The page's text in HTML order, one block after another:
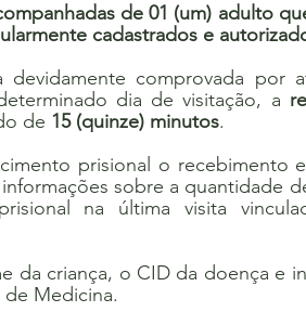
de 01 (um) adulto
cadastrados e
comprovada por
dia de visitação, a
de 15 (quinze) minutos.
prisional o recebimento
sobre a quantidade
na última visita
da criança, o CID da doença e
Medicina.